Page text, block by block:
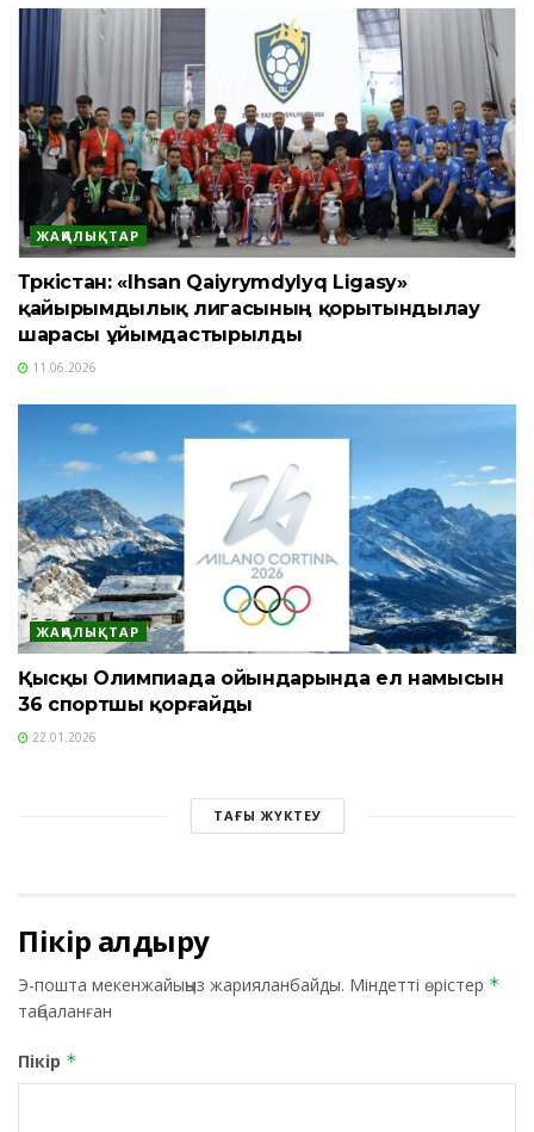
ЖАҢАЛЫҚТАР
Түркістан: «Ihsan Qaiyrymdylyq Ligasy»
қайырымдылық лигасының қорытындылау
шарасы ұйымдастырылды
11.06.2026
ЖАҢАЛЫҚТАР
Қысқы Олимпиада ойындарында ел намысын
36 спортшы қорғайды
22.01.2026
ТАҒЫ ЖҮКТЕУ
Пікір қалдыру
Э-пошта мекенжайыңыз жарияланбайды. Міндетті өрістер *
таңбаланған
Пікір *